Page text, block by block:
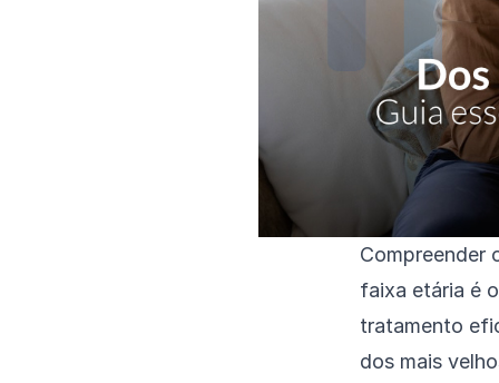
Compreender
faixa etária é
tratamento
dos mais